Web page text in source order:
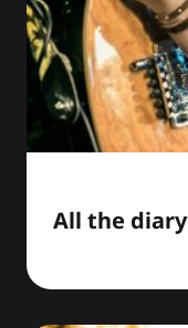
All the diary